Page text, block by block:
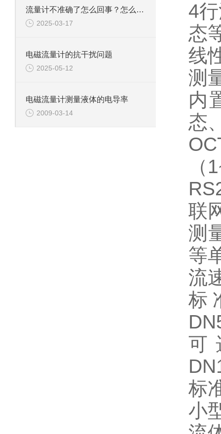
流量计不准确了怎么回事？怎么处理？
2025-03-17
电磁流量计的抗干扰问题
2025-05-12
电磁流量计测量液体的电导率
2009-03-14
4
态
线
测
内
态
（
联
测
等
流
标
可
标
小